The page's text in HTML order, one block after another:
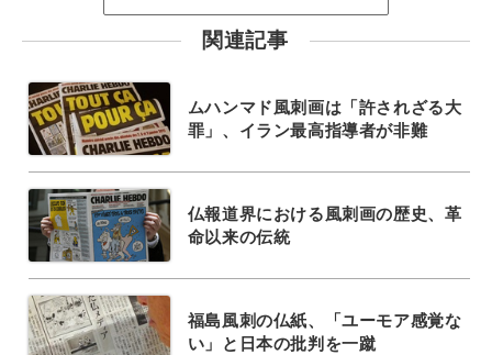
関連記事
ムハンマド風刺画は「許されざる大
罪」、イラン最高指導者が非難
仏報道界における風刺画の歴史、革
命以来の伝統
福島風刺の仏紙、「ユーモア感覚な
い」と日本の批判を一蹴